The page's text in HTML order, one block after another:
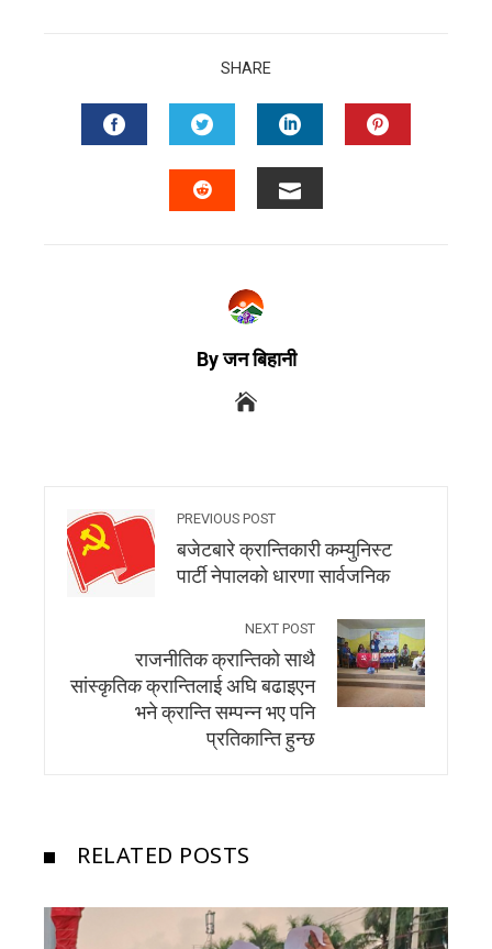
SHARE
By जन बिहानी
PREVIOUS POST
बजेटबारे क्रान्तिकारी कम्युनिस्ट
पार्टी नेपालको धारणा सार्वजनिक
NEXT POST
राजनीतिक क्रान्तिको साथै
सांस्कृतिक क्रान्तिलाई अघि बढाइएन
भने क्रान्ति सम्पन्न भए पनि
प्रतिकान्ति हुन्छ
RELATED POSTS